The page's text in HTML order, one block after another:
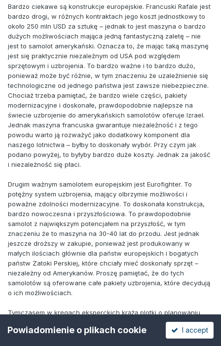
Bardzo ciekawe są konstrukcje europejskie. Francuski Rafale jest
bardzo drogi, w różnych kontraktach jego koszt jednostkowy to
około 250 mln USD za sztukę – jednak to jest maszyna o bardzo
dużych możliwościach mająca jedną fantastyczną zaletę – nie
jest to samolot amerykański. Oznacza to, że mając taką maszynę
jest się praktycznie niezależnym od USA pod względem
sprzętowym i uzbrojenia. To bardzo ważne i to bardzo dużo,
ponieważ może być różnie, w tym znaczeniu że uzależnienie się
technologiczne od jednego państwa jest zawsze niebezpieczne.
Chociaż trzeba pamiętać, że bardzo wiele części, pakiety
modernizacyjne i doskonałe, prawdopodobnie najlepsze na
świecie uzbrojenie do amerykańskich samolotów oferuje Izrael.
Jednak maszyna francuska gwarantuje niezależność i z tego
powodu warto ją rozważyć jako dodatkowy komponent dla
naszego lotnictwa – byłby to doskonały wybór. Przy czym jak
podano powyżej, to byłyby bardzo duże koszty. Jednak za jakość
i niezależność się płaci.
Drugim ważnym samolotem europejskim jest Eurofighter. To
potężny system uzbrojenia, mający olbrzymie możliwości i
poważne zdolności modernizacyjne. To doskonała konstrukcja,
bardzo nowoczesna i przyszłościowa. To prawdopodobnie
samolot z największym potencjałem na przyszłość, w tym
znaczeniu że to maszyna na 30-40 lat do przodu. Jest jednak
jeszcze droższy w zakupie, ponieważ jest produkowany w
małych ilościach głównie dla państw europejskich i bogatych
państw Zatoki Perskiej, które chciały mieć doskonały sprzęt –
niezależny od Amerykanów. Proszę pamiętać, że do tych
samolotów są oferowane całe pakiety uzbrojenia, które decydują
o ich możliwościach.
Tymczasem w kręgach eksperckich krążą plotki o planowaniu
zakupu około 100 samolotów F-16 z amerykańskiego lub
europejskiego demobilu. Byłyby to samoloty starszych serii
Powiadomienie o plikach cookie I accept